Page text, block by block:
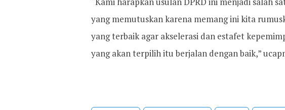
yang memutuskan karena memang ini kita
yang terbaik agar akselerasi dan estafet
yang akan terpilih itu berjalan dengan baik,”